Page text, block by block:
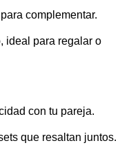
para complementar.
ideal para regalar o
con tu pareja.
sets que resaltan juntos.